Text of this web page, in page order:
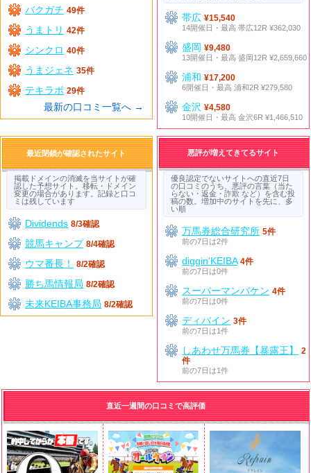
バクガチ 49件
うまトリ 42件
シンクロ 40件
うまジェネ 35件
テキラボ 29件
最新の口コミ一覧へ →
帯広¥15,540
14開催日・最高 帯広12R ¥362,030
盛岡¥9,480
13開催日・最高 盛岡12R ¥2,659,660
浦和¥17,200
6開催日・最高 浦和2R ¥279,580
金沢¥4,580
10開催日・最高 金沢6R ¥1,466,510
悪評が増えてきてるサイト
優良認定でないサイトへの直近7日
の口コミのうち、悪評の言葉（当た
らない・返金・詐欺 など）を含む投
稿の数。増加中のサイトを先に、多
い順
万馬券総合研究所 5件
前の7日は2件
diggin'KEIBA 4件
前の7日は0件
スーパーマンバケン 4件
前の7日は0件
ディバイン 3件
前の7日は1件
しあわせ万馬券【暴露王】
2
件
前の7日は1件
最近閉鎖が確認されたサイト
掲載ドメインの消滅を当サイトが確
認した予想サイト。移転・ドメイン
変更の場合があります。記録と口コ
ミは残しています
Dividends 8/3確認
競馬キャンプ 8/4確認
ウマ番長！ 8/2確認
勝ち馬情報局 8/2確認
未来KEIBA事務局 8/2確認
直近一週間の口コミで高評価